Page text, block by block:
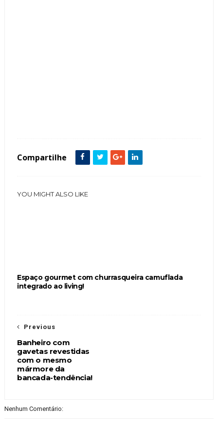
Compartilhe
YOU MIGHT ALSO LIKE
Espaço gourmet com churrasqueira camuflada
integrado ao living!
Previous
Banheiro com
gavetas revestidas
com o mesmo
mármore da
bancada-tendência!
Nenhum Comentário: